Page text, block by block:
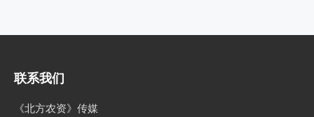
联系我们
《北方农资》传媒